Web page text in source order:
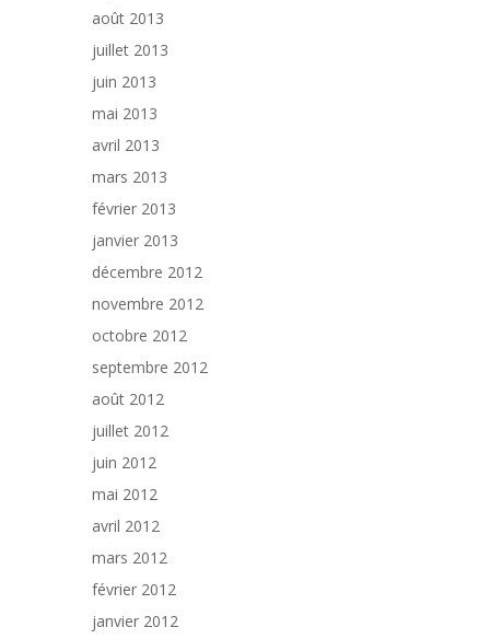
août 2013
juillet 2013
juin 2013
mai 2013
avril 2013
mars 2013
février 2013
janvier 2013
décembre 2012
novembre 2012
octobre 2012
septembre 2012
août 2012
juillet 2012
juin 2012
mai 2012
avril 2012
mars 2012
février 2012
janvier 2012